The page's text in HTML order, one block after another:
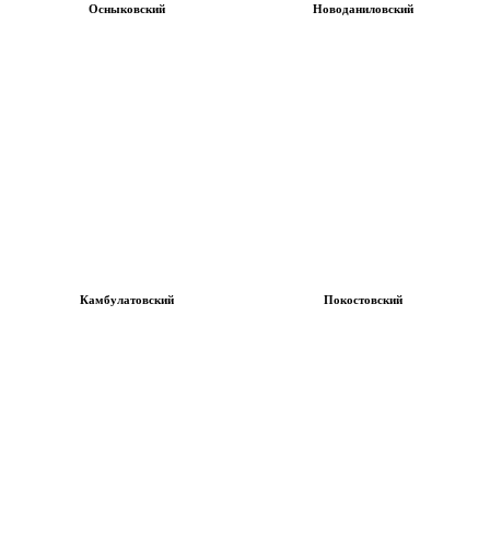
Осныковский Новоданиловский
Камбулатовский Покостовский